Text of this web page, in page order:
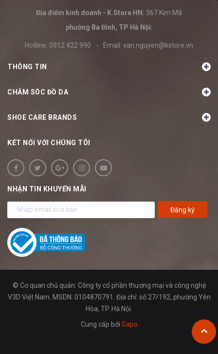
Địa điểm kinh doanh - K.Store HN: 367 Kim Mã
phường Ba Đình, TP Hà Nội:
Hotline: 0912 422 990 - Email: van.nguyen@kstore.vn
THÔNG TIN
CHĂM SÓC ĐỒ DA
SHOE CARE BRANDS
KẾT NỐI VỚI CHÚNG TÔI
NHẬN TIN KHUYẾN MÃI
Đăng ký
© Cơ quan chủ quản: Công ty cổ phần thương mại và công nghệ
V3D Việt Nam. MSDN: 0104870791. Địa chỉ: số 27/192, phường Yên
Hòa, TP. Hà Nội.
Cung cấp bởi Sapo